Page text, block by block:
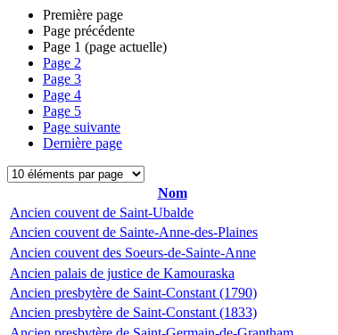
Première page
Page précédente
Page 1 (page actuelle)
Page 2
Page 3
Page 4
Page 5
Page suivante
Dernière page
Nom
Ancien couvent de Saint-Ubalde
Ancien couvent de Sainte-Anne-des-Plaines
Ancien couvent des Soeurs-de-Sainte-Anne
Ancien palais de justice de Kamouraska
Ancien presbytère de Saint-Constant (1790)
Ancien presbytère de Saint-Constant (1833)